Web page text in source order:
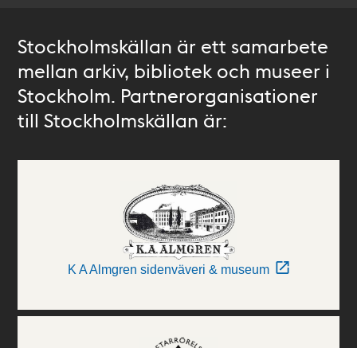
Stockholmskällan är ett samarbete
mellan arkiv, bibliotek och museer i
Stockholm. Partnerorganisationer
till Stockholmskällan är:
K A Almgren sidenväveri & museum